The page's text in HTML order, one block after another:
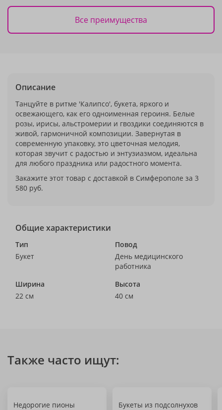
Все преимущества
Описание
Танцуйте в ритме 'Калипсо', букета, яркого и
освежающего, как его одноименная героиня. Белые
розы, ирисы, альстромерии и гвоздики соединяются в
живой, гармоничной композиции. Завернутая в
современную упаковку, это цветочная мелодия,
которая звучит с радостью и энтузиазмом, идеальна
для любого праздника или радостного момента.
Закажите этот товар с доставкой в Симферополе за 3
580 руб.
Общие характеристики
Тип
Букет
Повод
День медицинского
работника
Ширина
22 см
Высота
40 см
Также часто ищут:
Недорогие пионы Букеты из подсолнухов